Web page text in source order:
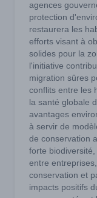
agences
protection
restaurera les
efforts visant à
solides pour la
l'initiative
migration sûres
conflits entre les
la santé globale
avantages
à servir de
de conservation
forte
entre
conservation et
impacts positifs